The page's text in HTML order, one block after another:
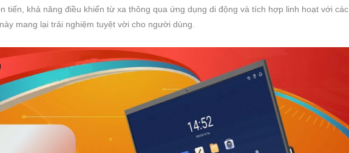
tiến, khả năng điều khiển từ xa thông qua ứng dụng di động và tích hợp linh hoạt với các
mang lại trải nghiệm tuyệt vời cho người dùng.